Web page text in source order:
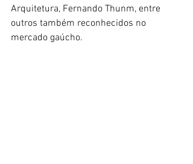
Arquitetura, Fernando Thunm, entre
outros também reconhecidos no
mercado gaúcho.